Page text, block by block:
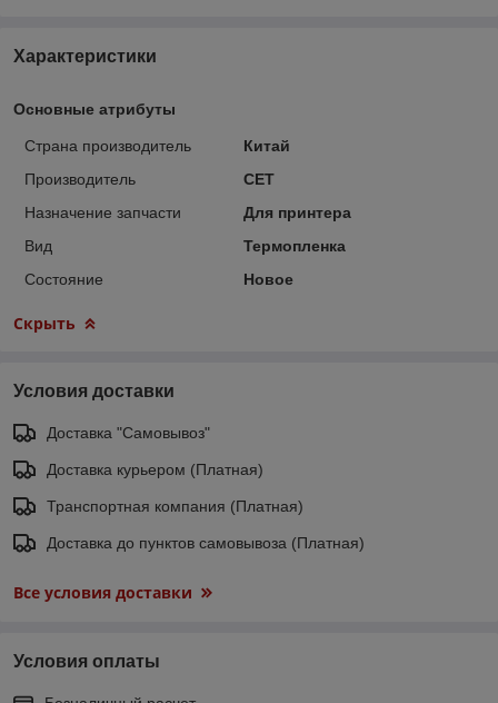
Характеристики
Основные атрибуты
Страна производитель
Китай
Производитель
CET
Назначение запчасти
Для принтера
Вид
Термопленка
Состояние
Новое
Скрыть
Условия доставки
Доставка "Самовывоз"
Доставка курьером (Платная)
Транспортная компания (Платная)
Доставка до пунктов самовывоза (Платная)
Все условия доставки
Условия оплаты